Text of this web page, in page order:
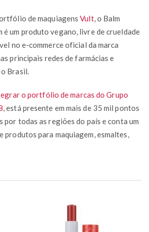
de maquiagensVult, o Balm
é um produto vegano, livre de crueldade
no e-commerce oficial da marca
principais redes de farmácias e
Brasil.
o portfólio de marcas do Grupo
, está presente em mais de 35 mil pontos
por todas as regiões do país e conta um
para maquiagem, esmaltes,